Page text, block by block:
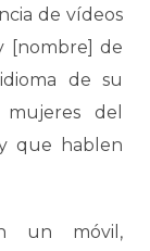
de vídeos
[nombre] de
de su
del
que hablen
un móvil,